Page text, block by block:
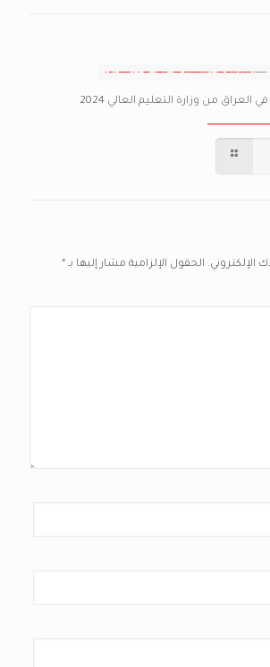
العراق من وزارة التعليم العالي 2024
الإلكتروني. الحقول الإلزامية مشار إليها بـ *